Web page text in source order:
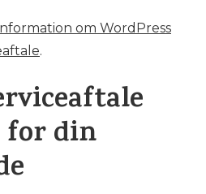
om WordPress
.
din